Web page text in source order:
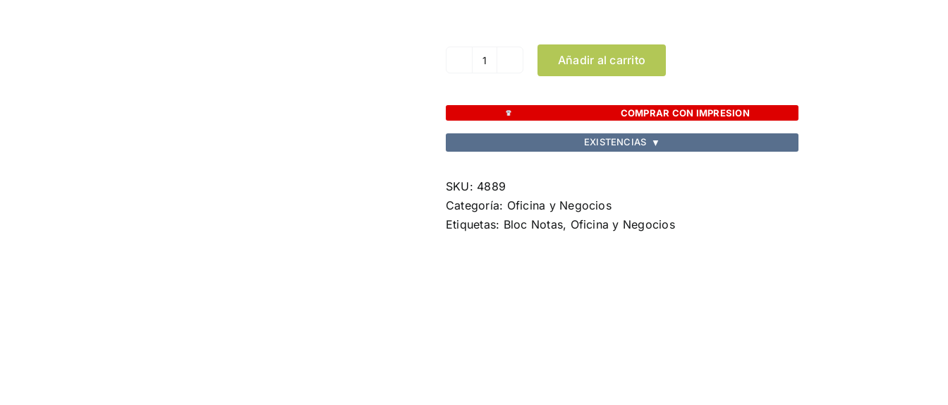
Bloc
Karlen
cantidad
Añadir al carrito
COMPRAR CON IMPRESION
EXISTENCIAS ▼
SKU: 4889
Categoría: Oficina y Negocios
Etiquetas: Bloc Notas, Oficina y Negocios